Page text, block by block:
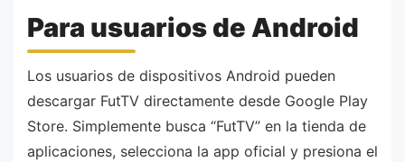
Para usuarios de Android
Los usuarios de dispositivos Android pueden
descargar FutTV directamente desde Google Play
Store. Simplemente busca “FutTV” en la tienda de
aplicaciones, selecciona la app oficial y presiona el